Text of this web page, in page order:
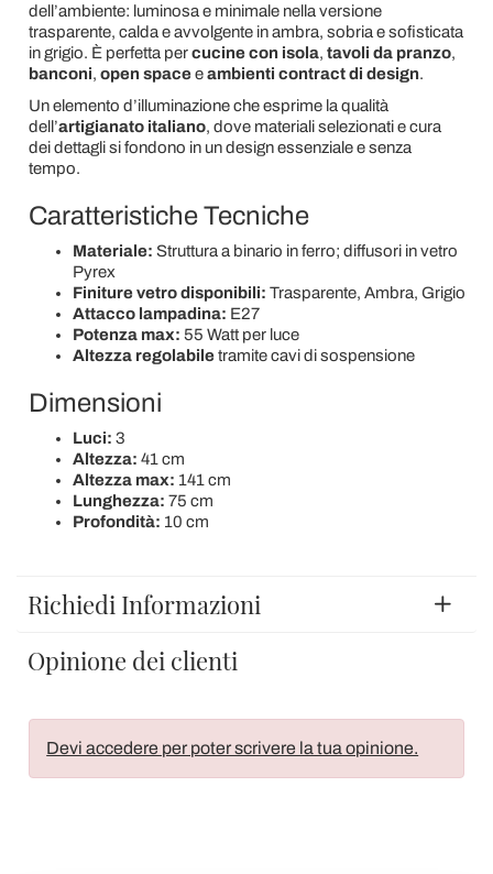
dell’ambiente: luminosa e minimale nella versione
trasparente, calda e avvolgente in ambra, sobria e sofisticata
in grigio. È perfetta percucine con isola, tavoli da pranzo,
banconi, open spaceeambienti contract di design.
Un elemento d’illuminazione che esprime la qualità
dell’artigianato italiano, dove materiali selezionati e cura
dei dettagli si fondono in un design essenziale e senza
tempo.
Caratteristiche Tecniche
Materiale: Struttura a binario in ferro; diffusori in vetro
Pyrex
Finiture vetro disponibili: Trasparente, Ambra, Grigio
Attacco lampadina: E27
Potenza max: 55 Watt per luce
Altezza regolabiletramite cavi di sospensione
Dimensioni
Luci: 3
Altezza: 41 cm
Altezza max: 141 cm
Lunghezza: 75 cm
Profondità: 10 cm
Richiedi Informazioni
Opinione dei clienti
Devi accedere per poter scrivere la tua opinione.